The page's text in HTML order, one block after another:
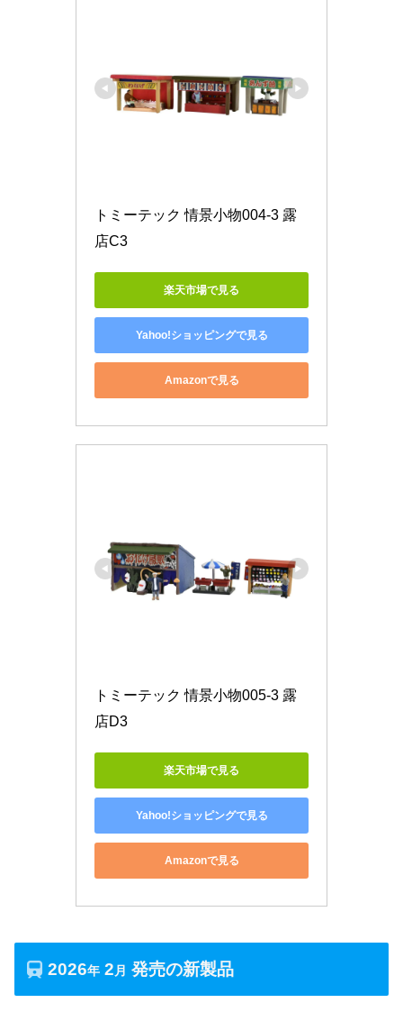
トミーテック 情景小物004-3 露
店C3
楽天市場で見る
Yahoo!ショッピングで見る
Amazonで見る
トミーテック 情景小物005-3 露
店D3
楽天市場で見る
Yahoo!ショッピングで見る
Amazonで見る
2026年2 月 発売の新製品